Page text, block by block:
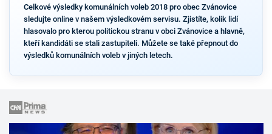
Celkové výsledky komunálních voleb 2018 pro obec Zvánovice
sledujte online v našem výsledkovém servisu. Zjistíte, kolik lidí
hlasovalo pro kterou politickou stranu v obci Zvánovice a hlavně,
kteří kandidáti se stali zastupiteli. Můžete se také přepnout do
výsledků komunálních voleb v jiných letech.